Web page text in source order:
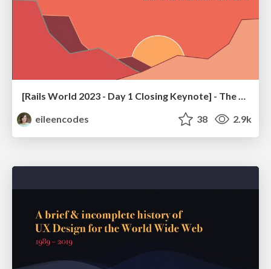
[Rails World 2023 - Day 1 Closing Keynote] - The Magic of Rails
eileencodes
38 2.9k